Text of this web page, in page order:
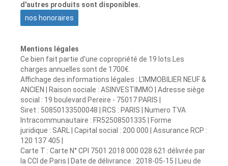
d'autres produits sont disponibles.
nos honoraires
Mentions légales
Ce bien fait partie d'une copropriété de 19 lots.Les
charges annuelles sont de 1700€.
Affichage des informations légales : L'IMMOBILIER NEUF &
ANCIEN | Raison sociale : ASINVESTIMMO | Adresse siège
social : 19 boulevard Pereire - 75017 PARIS |
Siret : 50850133500048 | RCS : PARIS | Numero TVA
Intracommunautaire : FR52508501335 | Forme
juridique : SARL | Capital social : 200 000 | Assurance RCP :
120 137 405 |
Carte T : Carte N° CPI 7501 2018 000 028 621 délivrée par
la CCI de Paris | Date de délivrance : 2018-05-15 | Lieu de